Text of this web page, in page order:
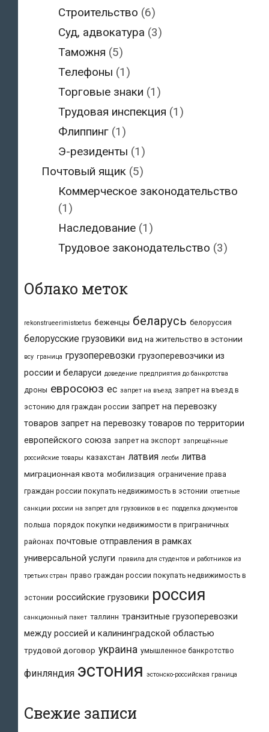
Строительство (6)
Суд, адвокатура (3)
Таможня (5)
Телефоны (1)
Торговые знаки (1)
Трудовая инспекция (1)
Флиппинг (1)
Э-резиденты (1)
Почтовый ящик(5)
Коммерческое законодательство
(1)
Наследование (1)
Трудовое законодательство (3)
Облако меток
rekonstrueerimistoetus беженцы беларусь белоруссия
белорусские грузовики вид на жительство в эстонии
всу граница грузоперевозки грузоперевозчики из
россии и беларуси доведение предприятия до банкротства
дроны евросоюз ес запрет на въезд запрет на въезд в
эстонию для граждан россии запрет на перевозку
товаров запрет на перевозку товаров по территории
европейского союза запрет на экспорт запрещённые
российские товары казахстан латвия лесби литва
миграционная квота мобилизация ограничение права
граждан россии покупать недвижимость в эстонии ответные
санкции россии на запрет для грузовиков в ес подделка документов
польша порядок покупки недвижимости в приграничных
районах почтовые отправления в рамках
универсальной услуги правила для студентов и работников из
третьих стран право граждан россии покупать недвижимость в
эстонии российские грузовики россия
санкционный пакет таллинн транзитные грузоперевозки
между россией и калининградской областью
трудовой договор украина умышленное банкротство
финляндия эстония эстонско-российская граница
Свежие записи